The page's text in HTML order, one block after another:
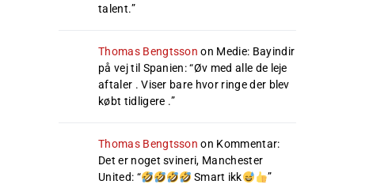
talent.”
Thomas Bengtsson on Medie: Bayindir
på vej til Spanien: “Øv med alle de leje
aftaler . Viser bare hvor ringe der blev
købt tidligere .”
Thomas Bengtsson on Kommentar:
Det er noget svineri, Manchester
United: “ Smart ikk ”